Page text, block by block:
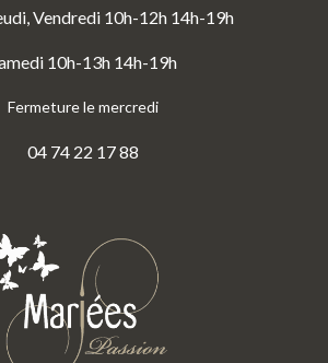
Vendredi 10h-12h 14h-19h
10h-13h 14h-19h
Fermeture le mercredi
04 74 22 17 88